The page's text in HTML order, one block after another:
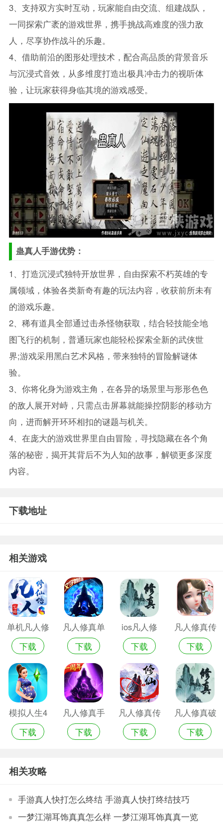
3、支持双方实时互动，玩家能自由交流、组建战队，
一同探索广袤的游戏世界，携手挑战高难度的强力敌
人，尽享协作战斗的乐趣。
4、借助前沿的图形处理技术，配合高品质的背景音乐
与沉浸式音效，从多维度打造出极具冲击力的视听体
验，让玩家获得身临其境的游戏感受。
蛊真人手游优势：
1、打造沉浸式独特开放世界，自由探索不朽英雄的专
属领域，体验各类新奇有趣的玩法内容，收获前所未有
的游戏乐趣。
2、稀有道具全部通过击杀怪物获取，结合轻技能全地
图飞行的机制，普通玩家也能轻松探索全新的武侠世
界;游戏采用黑白艺术风格，带来独特的冒险解谜体
验。
3、你将化身为游戏主角，在各异的场景里与形形色色
的敌人展开对峙，只需点击屏幕就能操控阴影的移动方
向，进而解开环环相扣的谜题与机关。
4、在庞大的游戏世界里自由冒险，寻找隐藏在各个角
落的秘密，揭开其背后不为人知的故事，解锁更多深度
内容。
下载地址
相关游戏
单机凡人修
真破解版
下载
凡人修真单
机破解版
下载
ios凡人修
真单机版手
游破解版
下载
凡人修真传
手游
下载
模拟人生4
真实生产
下载
凡人修真手
机版
下载
凡人修真传
游戏手机版
下载
凡人修真破
解版
下载
相关攻略
手游真人快打怎么终结 手游真人快打终结技巧
一梦江湖耳饰真真怎么样 一梦江湖耳饰真真一览